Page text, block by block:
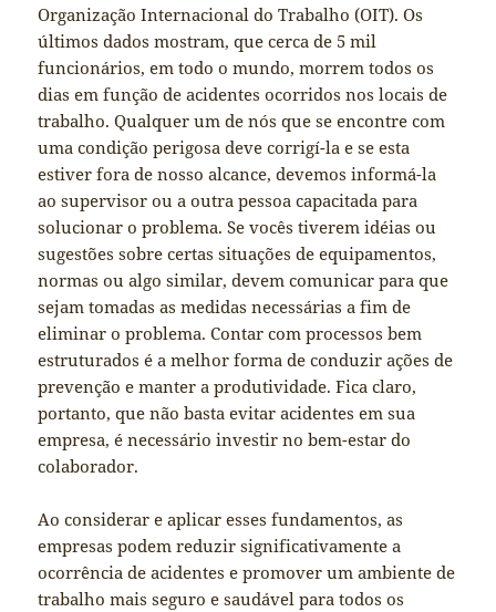
Organização Internacional do Trabalho (OIT). Os
últimos dados mostram, que cerca de 5 mil
funcionários, em todo o mundo, morrem todos os
dias em função de acidentes ocorridos nos locais de
trabalho. Qualquer um de nós que se encontre com
uma condição perigosa deve corrigí-la e se esta
estiver fora de nosso alcance, devemos informá-la
ao supervisor ou a outra pessoa capacitada para
solucionar o problema. Se vocês tiverem idéias ou
sugestões sobre certas situações de equipamentos,
normas ou algo similar, devem comunicar para que
sejam tomadas as medidas necessárias a fim de
eliminar o problema. Contar com processos bem
estruturados é a melhor forma de conduzir ações de
prevenção e manter a produtividade. Fica claro,
portanto, que não basta evitar acidentes em sua
empresa, é necessário investir no bem-estar do
colaborador.
Ao considerar e aplicar esses fundamentos, as
empresas podem reduzir significativamente a
ocorrência de acidentes e promover um ambiente de
trabalho mais seguro e saudável para todos os